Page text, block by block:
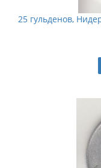
25 гульденов,